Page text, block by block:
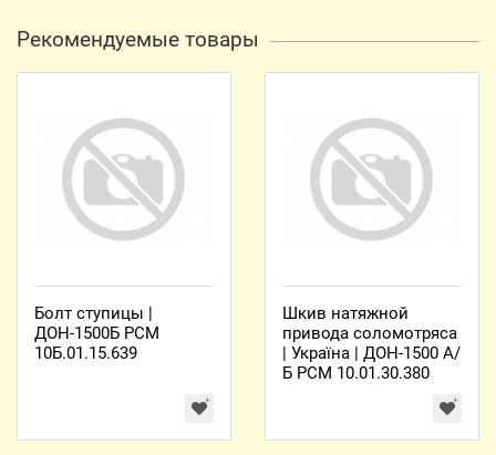
Рекомендуемые товары
Болт ступицы |
ДОН-1500Б РСМ
10Б.01.15.639
Шкив натяжной
привода соломотряса
| Україна | ДОН-1500 А/
Б РСМ 10.01.30.380